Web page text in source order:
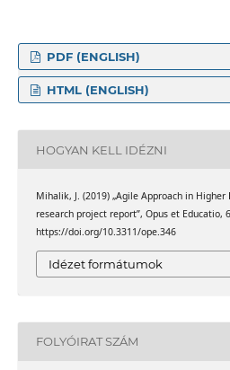
PDF (ENGLISH)
HTML (ENGLISH)
HOGYAN KELL IDÉZNI
Mihalik, J. (2019) „Agile Approach in
research project report”, Opus et Educatio,
https://doi.org/10.3311/ope.346
Idézet formátumok
FOLYÓIRAT SZÁM